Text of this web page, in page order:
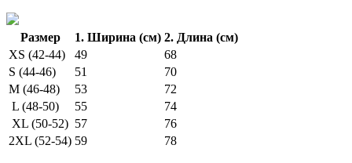
Размер 1. Ширина (см) 2. Длина (см)
XS (42-44)
49
68
S (44-46)
51
70
M (46-48)
53
72
L (48-50)
55
74
XL (50-52) 57
76
2XL (52-54) 59 78